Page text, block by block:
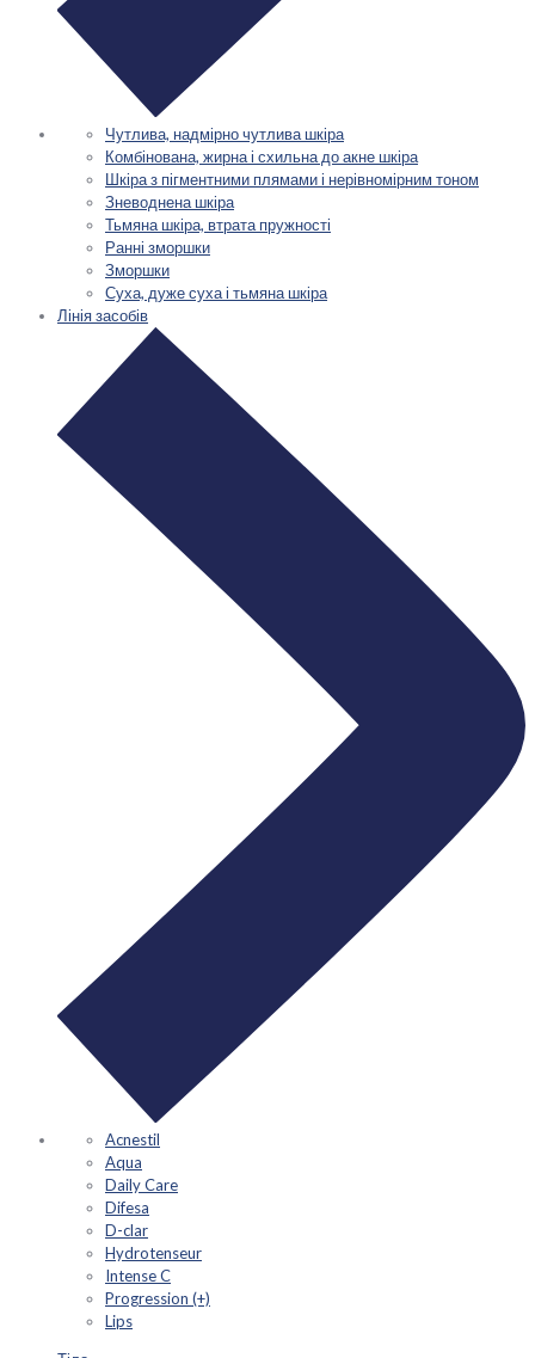
Чутлива, надмірно чутлива шкіра
Комбінована, жирна і схильна до акне шкіра
Шкіра з пігментними плямами і нерівномірним тоном
Зневоднена шкіра
Тьмяна шкіра, втрата пружності
Ранні зморшки
Зморшки
Суха, дуже суха і тьмяна шкіра
Лінія засобів
Acnestil
Aqua
Daily Care
Difesa
D-clar
Hydrotenseur
Intense C
Progression (+)
Lips